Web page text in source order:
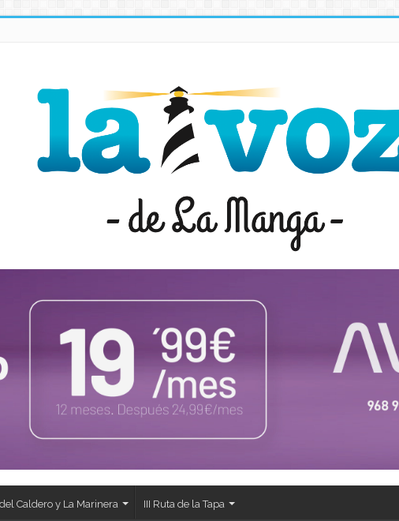
Caldero y La Marinera III Ruta de la Tapa